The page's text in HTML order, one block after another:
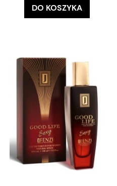
DO KOSZYKA